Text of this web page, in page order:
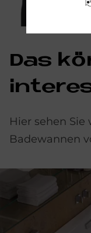
Das
Hier sehen
Badewannen